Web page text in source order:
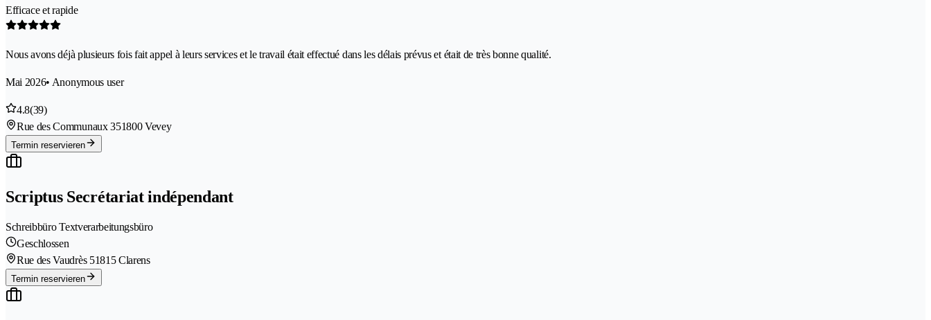
Efficace et rapide
Nous avons déjà plusieurs fois fait appel à leurs services et le travail était effectué dans les délais prévus et était de très bonne qualité.
Mai 2026• Anonymous user
4.8(39)
Rue des Communaux 351800 Vevey
Termin reservieren
Scriptus Secrétariat indépendant
Schreibbüro Textverarbeitungsbüro
Geschlossen
Rue des Vaudrès 51815 Clarens
Termin reservieren